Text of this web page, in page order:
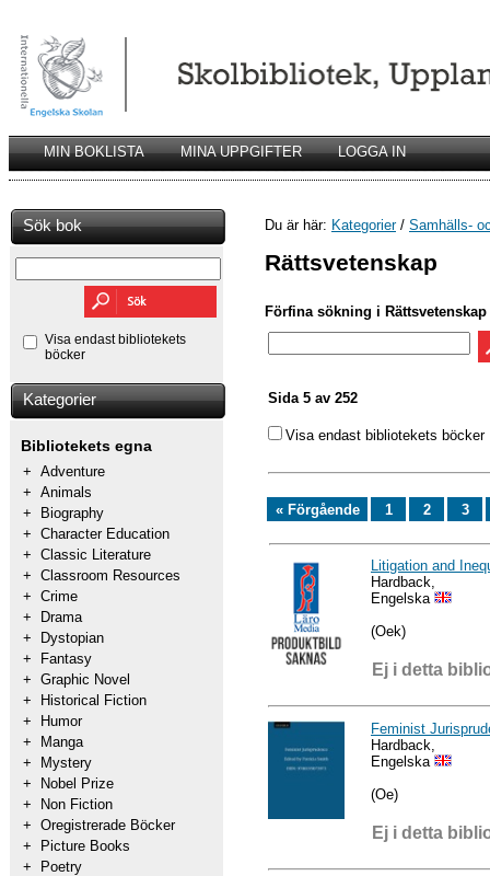
MIN BOKLISTA MINA UPPGIFTER LOGGA IN
Sök bok
Visa endast bibliotekets
böcker
Kategorier
Bibliotekets egna
+ Adventure
+ Animals
+
Biography
+ Character Education
+ Classic Literature
+ Classroom Resources
+ Crime
+
Drama
+
Dystopian
+
Fantasy
+ Graphic Novel
+
Historical Fiction
+
Humor
+
Manga
+
Mystery
+
Nobel Prize
+
Non Fiction
+ Oregistrerade Böcker
+
Picture Books
+
Poetry
Du är här: Kategorier/ Samhälls-
Rättsvetenskap
Förfina sökning i Rättsvetenskap
Sida 5 av 252
Visa endast bibliotekets böcker
« Förgående 1 2 3
Litigation and
Hardback,
Engelska
(Oek)
Ej i detta
Feminist
Hardback,
Engelska
(Oe)
Ej i detta